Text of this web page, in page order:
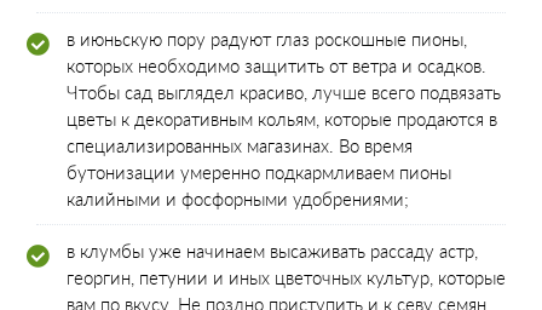
в июньскую пору радуют глаз роскошные пионы,
которых необходимо защитить от ветра и осадков.
Чтобы сад выглядел красиво, лучше всего подвязать
цветы к декоративным кольям, которые продаются в
специализированных магазинах. Во время
бутонизации умеренно подкармливаем пионы
калийными и фосфорными удобрениями;
в клумбы уже начинаем высаживать рассаду астр,
георгин, петунии и иных цветочных культур, которые
вам по вкусу. Не поздно приступить и к севу семян